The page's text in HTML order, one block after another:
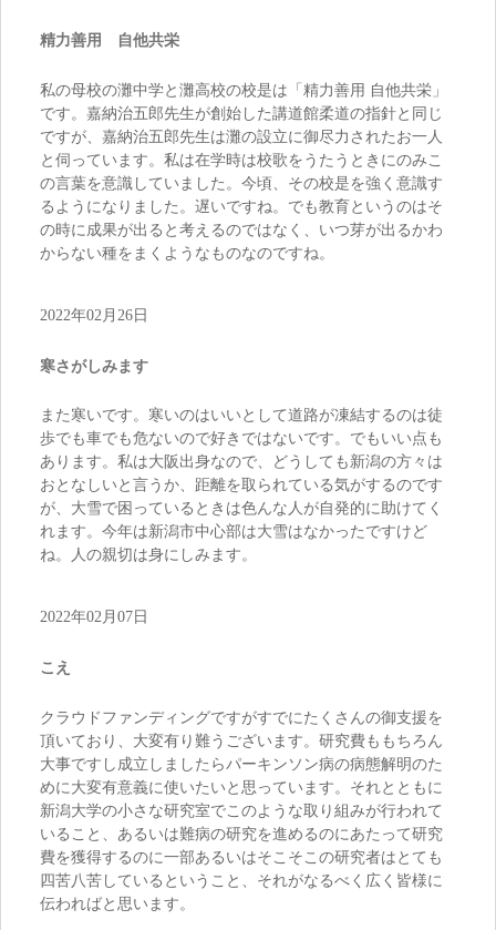
精力善用 自他共栄
私の母校の灘中学と灘高校の校是は「精力善用 自他共栄」
です。嘉納治五郎先生が創始した講道館柔道の指針と同じ
ですが、嘉納治五郎先生は灘の設立に御尽力されたお一人
と伺っています。私は在学時は校歌をうたうときにのみこ
の言葉を意識していました。今頃、その校是を強く意識す
るようになりました。遅いですね。でも教育というのはそ
の時に成果が出ると考えるのではなく、いつ芽が出るかわ
からない種をまくようなものなのですね。
2022年02月26日
寒さがしみます
また寒いです。寒いのはいいとして道路が凍結するのは徒
歩でも車でも危ないので好きではないです。でもいい点も
あります。私は大阪出身なので、どうしても新潟の方々は
おとなしいと言うか、距離を取られている気がするのです
が、大雪で困っているときは色んな人が自発的に助けてく
れます。今年は新潟市中心部は大雪はなかったですけど
ね。人の親切は身にしみます。
2022年02月07日
こえ
クラウドファンディングですがすでにたくさんの御支援を
頂いており、大変有り難うございます。研究費ももちろん
大事ですし成立しましたらパーキンソン病の病態解明のた
めに大変有意義に使いたいと思っています。それとともに
新潟大学の小さな研究室でこのような取り組みが行われて
いること、あるいは難病の研究を進めるのにあたって研究
費を獲得するのに一部あるいはそこそこの研究者はとても
四苦八苦しているということ、それがなるべく広く皆様に
伝わればと思います。